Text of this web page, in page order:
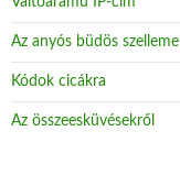
Az anyós büdös szelleme
Kódok cicákra
Az összeesküvésekről